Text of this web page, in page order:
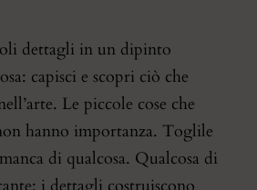
dettagli in un dipinto
capisci e scopri ciò che
Le piccole cose che
hanno importanza. Toglile
di qualcosa. Qualcosa di